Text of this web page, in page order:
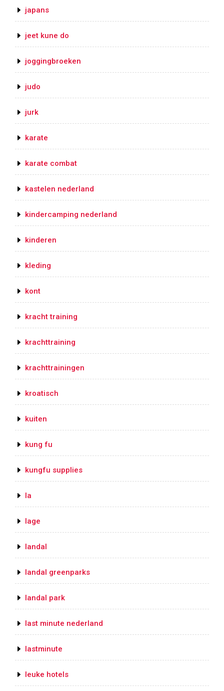
japans
jeet kune do
joggingbroeken
judo
jurk
karate
karate combat
kastelen nederland
kindercamping nederland
kinderen
kleding
kont
kracht training
krachttraining
krachttrainingen
kroatisch
kuiten
kung fu
kungfu supplies
la
lage
landal
landal greenparks
landal park
last minute nederland
lastminute
leuke hotels